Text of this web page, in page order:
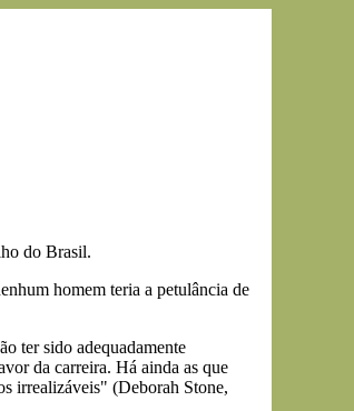
do Brasil.
homem teria a petulância de
ter sido adequadamente
da carreira. Há ainda as que
irrealizáveis" (Deborah Stone,